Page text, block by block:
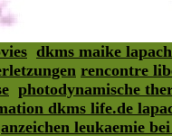
dkms maike
rencontre
photodynamische
dkms life.de
anzeichen leukaemie